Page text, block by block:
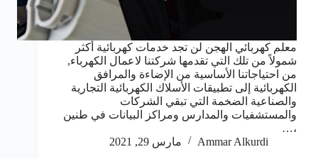
معلم كهربائي الهجن لن تجد خدمات كهربائية أكثر
شمولاً من تلك التي تقدمها شركتنا لاعمال الكهرباء,
من احتياجاتنا الأساسية من الإضاءة والمرافق
الكهربائية إلى تطبيقات الأسلاك الكهربائية التجارية
والصناعية الضخمة التي تبقي الشركات
والمستشفيات والمدارس ومراكز البيانات في طنين
،…
Ammar Alkurdi
مارس 29, 2021